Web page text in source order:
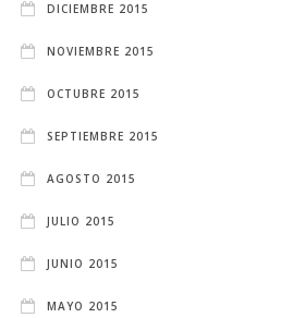
DICIEMBRE 2015
NOVIEMBRE 2015
OCTUBRE 2015
SEPTIEMBRE 2015
AGOSTO 2015
JULIO 2015
JUNIO 2015
MAYO 2015